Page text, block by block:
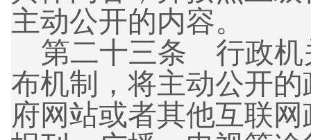
主动公开的内容。
第二十三条 行政机
布机制，将主动公开
府网站或者其他互联